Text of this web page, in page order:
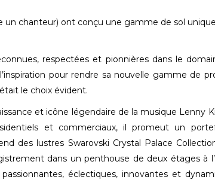
chanteur) ont conçu une gamme de sol
respectées et pionnières dans le
pour rendre sa nouvelle gamme de
était le choix évident.
et icône légendaire de la musique Lenny
et commerciaux, il promeut un
des lustres Swarovski Crystal Palace
dans un penthouse de deux étages à
éclectiques, innovantes et